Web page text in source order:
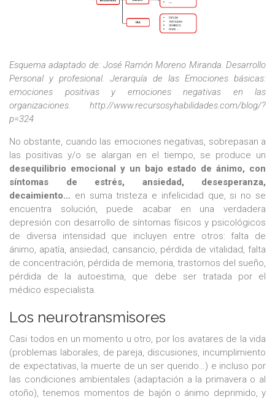
Esquema adaptado de: José Ramón Moreno Miranda. Desarrollo
Personal y profesional. Jerarquía de las Emociones básicas:
emociones positivas y emociones negativas en las
organizaciones. http://www.recursosyhabilidades.com/blog/?
p=324
No obstante, cuando las emociones negativas, sobrepasan a
las positivas y/o se alargan en el tiempo, se produce un
desequilibrio emocional y un bajo estado de ánimo, con
síntomas de estrés, ansiedad, desesperanza,
decaimiento… en suma tristeza e infelicidad que, si no se
encuentra solución, puede acabar en una verdadera
depresión con desarrollo de síntomas físicos y psicológicos
de diversa intensidad que incluyen entre otros: falta de
ánimo, apatía, ansiedad, cansancio, pérdida de vitalidad, falta
de concentración, pérdida de memoria, trastornos del sueño,
pérdida de la autoestima, que debe ser tratada por el
médico especialista.
Los neurotransmisores
Casi todos en un momento u otro, por los avatares de la vida
(problemas laborales, de pareja, discusiones, incumplimiento
de expectativas, la muerte de un ser querido…) e incluso por
las condiciones ambientales (adaptación a la primavera o al
otoño), tenemos momentos de bajón o ánimo deprimido, y